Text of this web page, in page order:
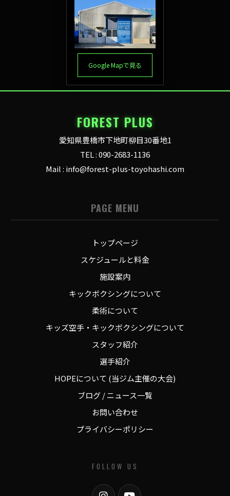
Google Mapで見る
FOREST PLUS
愛知県豊橋市下地町柳目30番地1
TEL : 090-2683-1136
Mail : info@forest-plus-toyohashi.com
PAGE MENU
トップページ
スケジュールと料金
施設案内
キックボクシングについて
柔術について
キッズ空手・キックボクシングについて
スタッフ紹介
選手紹介
HOPEについて (当ジム主催の大会)
ブログ / ニュース一覧
お問い合わせ
プライバシーポリシー
FOLLOW US